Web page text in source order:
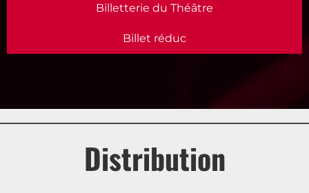
Billetterie du Théâtre
Billet réduc
Distribution